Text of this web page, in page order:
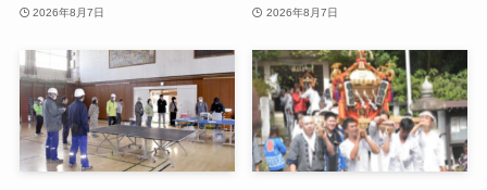
2026年8月7日 2026年8月7日